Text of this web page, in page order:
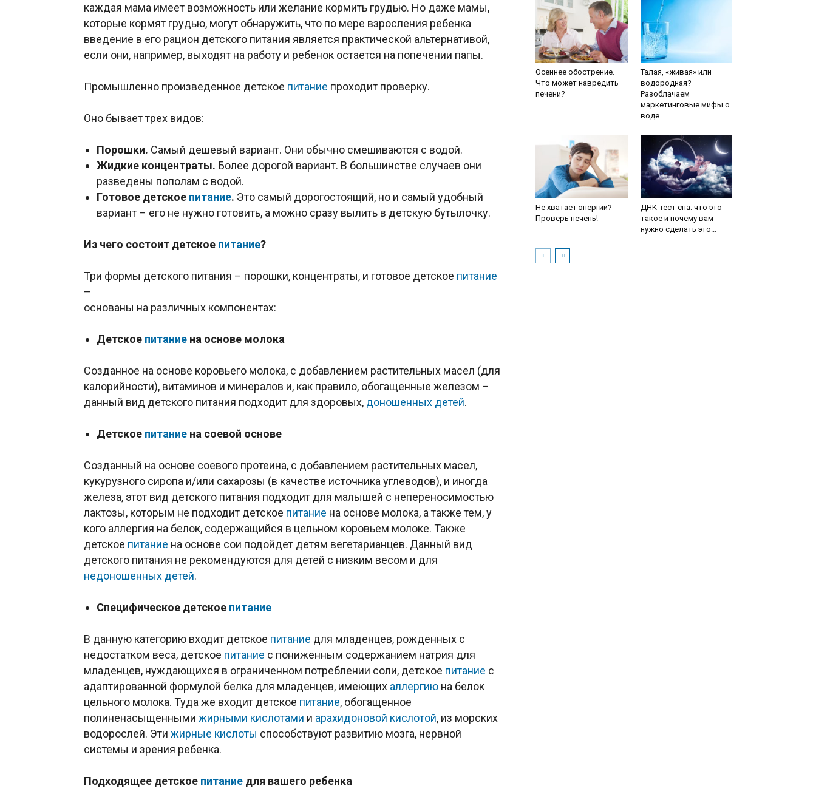
каждая мама имеет возможность или желание кормить грудью. Но даже мамы,
которые кормят грудью, могут обнаружить, что по мере взросления ребенка
введение в его рацион детского питания является практической альтернативой,
если они, например, выходят на работу и ребенок остается на попечении папы.
Промышленно произведенное детское питание проходит проверку.
Оно бывает трех видов:
Порошки. Самый дешевый вариант. Они обычно смешиваются с водой.
Жидкие концентраты. Более дорогой вариант. В большинстве случаев они
разведены пополам с водой.
Готовое детское питание. Это самый дорогостоящий, но и самый удобный
вариант – его не нужно готовить, а можно сразу вылить в детскую бутылочку.
Из чего состоит детское питание?
Три формы детского питания – порошки, концентраты, и готовое детское питание
–
основаны на различных компонентах:
Детское питание на основе молока
Созданное на основе коровьего молока, с добавлением растительных масел (для
калорийности), витаминов и минералов и, как правило, обогащенные железом –
данный вид детского питания подходит для здоровых, доношенных детей.
Детское питание на соевой основе
Созданный на основе соевого протеина, с добавлением растительных масел,
кукурузного сиропа и/или сахарозы (в качестве источника углеводов), и иногда
железа, этот вид детского питания подходит для малышей с непереносимостью
лактозы, которым не подходит детское питание на основе молока, а также тем, у
кого аллергия на белок, содержащийся в цельном коровьем молоке. Также
детское питание на основе сои подойдет детям вегетарианцев. Данный вид
детского питания не рекомендуются для детей с низким весом и для
недоношенных детей.
Специфическое детское питание
В данную категорию входит детское питание для младенцев, рожденных с
недостатком веса, детское питание с пониженным содержанием натрия для
младенцев, нуждающихся в ограниченном потреблении соли, детское питание с
адаптированной формулой белка для младенцев, имеющих аллергию на белок
цельного молока. Туда же входит детское питание, обогащенное
полиненасыщенными жирными кислотами и арахидоновой кислотой, из морских
водорослей. Эти жирные кислоты способствуют развитию мозга, нервной
системы и зрения ребенка.
Подходящее детское питание для вашего ребенка
Осеннее обострение.
Что может навредить
печени?
Талая, «живая» или
водородная?
Разоблачаем
маркетинговые мифы о
воде
Не хватает энергии?
Проверь печень!
ДНК-тест сна: что это
такое и почему вам
нужно сделать это...